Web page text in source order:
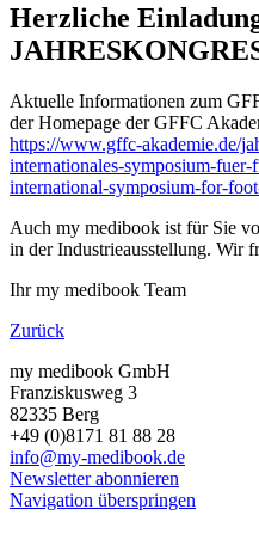
Herzliche
Aktuelle Informationen zum
der Homepage der GFFC
https://www.gffc-akademie.de/
internationales-symposium-
international-symposium-for-
Auch my medibook ist für Sie
in der Industrieausstellung. Wir
Ihr my medibook Team
Zurück
my medibook GmbH
Franziskusweg 3
82335 Berg
+49 (0)8171 81 88 28
info@my-medibook.de
Newsletter abonnieren
Navigation überspringen